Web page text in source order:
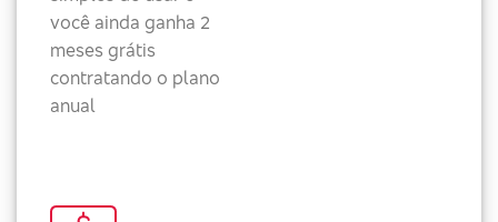
você ainda ganha 2
meses grátis
contratando o plano
anual